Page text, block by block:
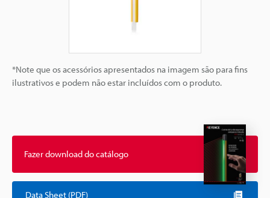
*Note que os acessórios apresentados na imagem são para fins
ilustrativos e podem não estar incluídos com o produto.
Fazer download do catálogo
Data Sheet (PDF)